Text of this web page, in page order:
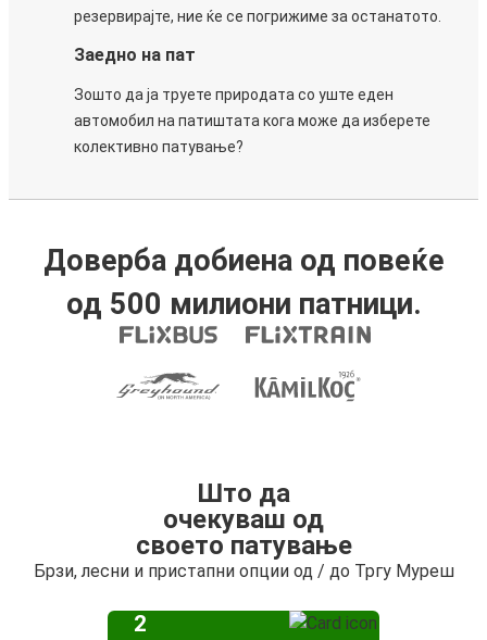
резервирајте, ние ќе се погрижиме за останатото.
Заедно на пат
Зошто да ја труете природата со уште еден
автомобил на патиштата кога може да изберете
колективно патување?
Доверба добиена од повеќе
од 500 милиони патници.
Што да
очекуваш од
своето патување
Брзи, лесни и пристапни опции од / до Тргу Муреш
2